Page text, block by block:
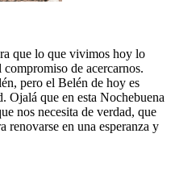
que lo que vivimos hoy lo
de acercarnos.
pero el Belén de hoy es
Ojalá que en esta Nochebuena
nos necesita de verdad, que
renovarse en una esperanza y